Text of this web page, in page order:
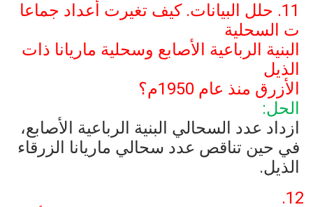
11. حلل البيانات. كيف تغيرت أعداد جماعا
ت السحلية
البنية الرباعية الأصابع وسحلية ماريانا ذات
الذيل
الأزرق منذ عام 1950م؟
الحل:
ازداد عدد السحالي البنية الرباعية الأصابع،
في حين تناقص عدد سحالي ماريانا الزرقاء
الذيل.